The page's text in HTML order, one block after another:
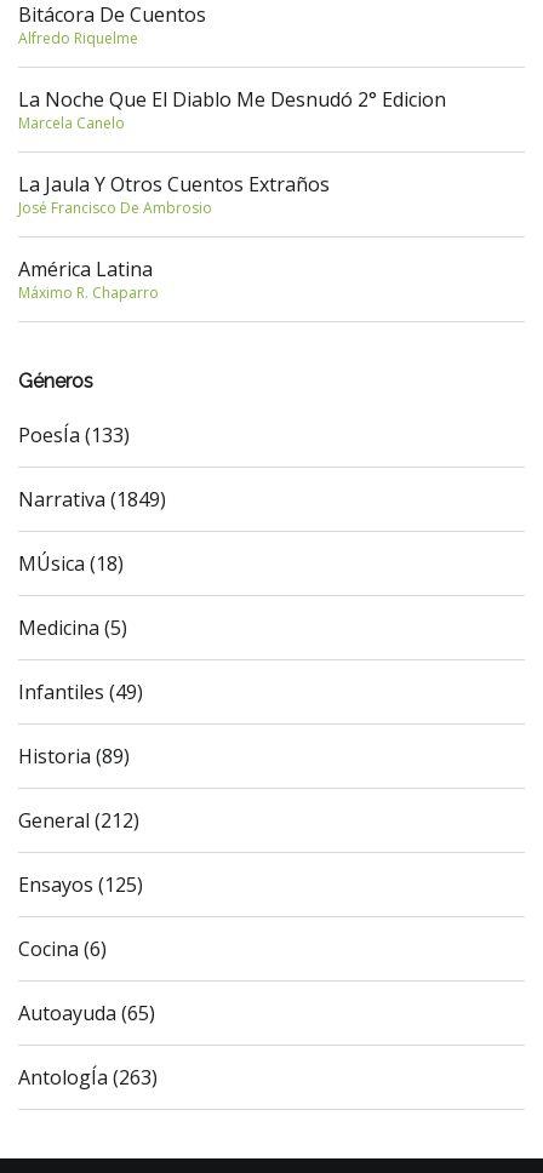
Bitácora De Cuentos
Alfredo Riquelme
La Noche Que El Diablo Me Desnudó 2° Edicion
Marcela Canelo
La Jaula Y Otros Cuentos Extraños
José Francisco De Ambrosio
América Latina
Máximo R. Chaparro
Géneros
PoesÍa (133)
Narrativa (1849)
MÚsica (18)
Medicina (5)
Infantiles (49)
Historia (89)
General (212)
Ensayos (125)
Cocina (6)
Autoayuda (65)
AntologÍa (263)